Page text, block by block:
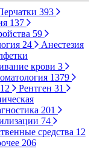
393
137
59
24
Анестезия
крови 3
1379
Рентген 31
201
74
средства 12
206